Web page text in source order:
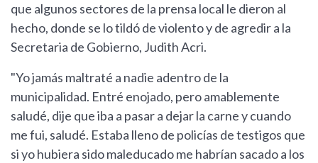
que algunos sectores de la prensa local le dieron al
hecho, donde se lo tildó de violento y de agredir a la
Secretaria de Gobierno, Judith Acri.
"Yo jamás maltraté a nadie adentro de la
municipalidad. Entré enojado, pero amablemente
saludé, dije que iba a pasar a dejar la carne y cuando
me fui, saludé. Estaba lleno de policías de testigos que
si yo hubiera sido maleducado me habrían sacado a los